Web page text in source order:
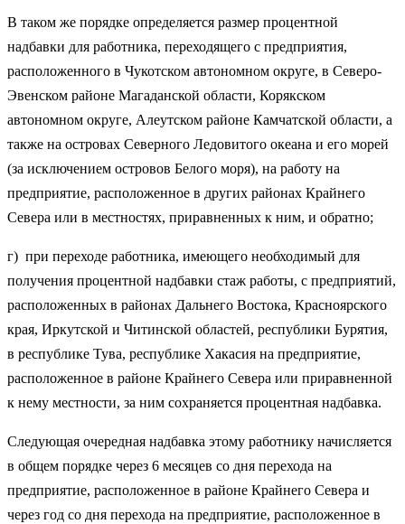
В таком же порядке определяется размер процентной
надбавки для работника, переходящего с предприятия,
расположенного в Чукотском автономном округе, в Северо-
Эвенском районе Магаданской области, Корякском
автономном округе, Алеутском районе Камчатской области, а
также на островах Северного Ледовитого океана и его морей
(за исключением островов Белого моря), на работу на
предприятие, расположенное в других районах Крайнего
Севера или в местностях, приравненных к ним, и обратно;
г) при переходе работника, имеющего необходимый для
получения процентной надбавки стаж работы, с предприятий,
расположенных в районах Дальнего Востока, Красноярского
края, Иркутской и Читинской областей, республики Бурятия,
в республике Тува, республике Хакасия на предприятие,
расположенное в районе Крайнего Севера или приравненной
к нему местности, за ним сохраняется процентная надбавка.
Следующая очередная надбавка этому работнику начисляется
в общем порядке через 6 месяцев со дня перехода на
предприятие, расположенное в районе Крайнего Севера и
через год со дня перехода на предприятие, расположенное в